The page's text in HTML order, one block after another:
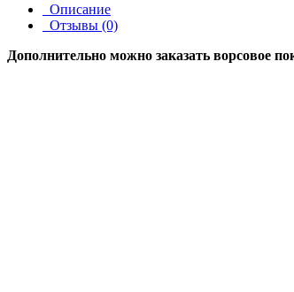
Описание
Отзывы (0)
Дополнительно можно заказать ворсовое